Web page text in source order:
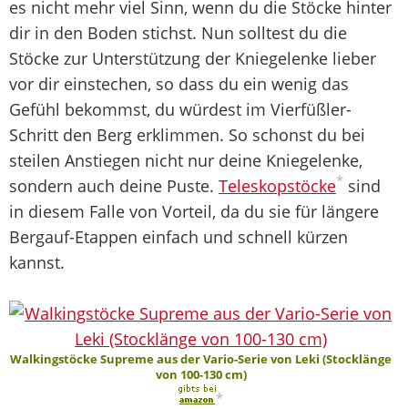
es nicht mehr viel Sinn, wenn du die Stöcke hinter
dir in den Boden stichst. Nun solltest du die
Stöcke zur Unterstützung der Kniegelenke lieber
vor dir einstechen, so dass du ein wenig das
Gefühl bekommst, du würdest im Vierfüßler-
Schritt den Berg erklimmen. So schonst du bei
steilen Anstiegen nicht nur deine Kniegelenke,
sondern auch deine Puste. Teleskopstöcke* sind
in diesem Falle von Vorteil, da du sie für längere
Bergauf-Etappen einfach und schnell kürzen
kannst.
Walkingstöcke Supreme aus der Vario-Serie von Leki (Stocklänge
von 100-130 cm)
*